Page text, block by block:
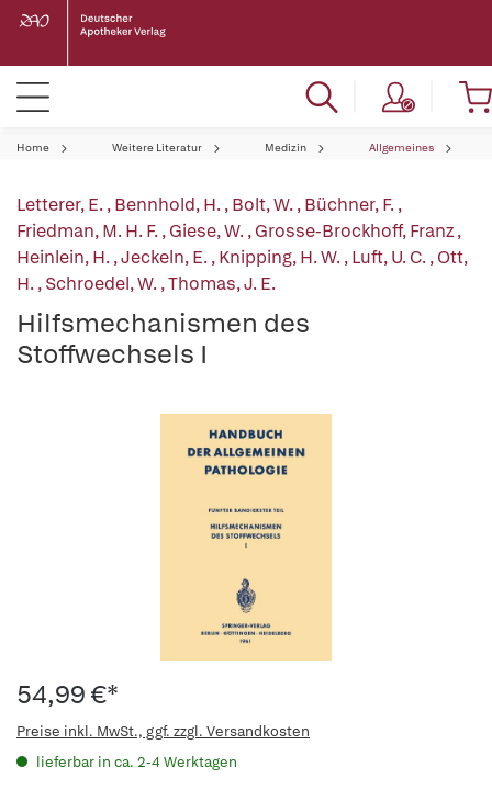
Home Weitere Literatur Medizin Allgemeines
Letterer, E.,Bennhold, H.,Bolt, W.,Büchner, F.,
Friedman, M. H. F.,Giese, W.,Grosse-Brockhoff, Franz,
Heinlein, H.,Jeckeln, E.,Knipping, H. W.,Luft, U. C.,Ott,
H.,Schroedel, W.,Thomas, J. E.
Hilfsmechanismen des
Stoffwechsels I
54,99 €*
Preise inkl. MwSt., ggf. zzgl. Versandkosten
lieferbar in ca. 2-4 Werktagen